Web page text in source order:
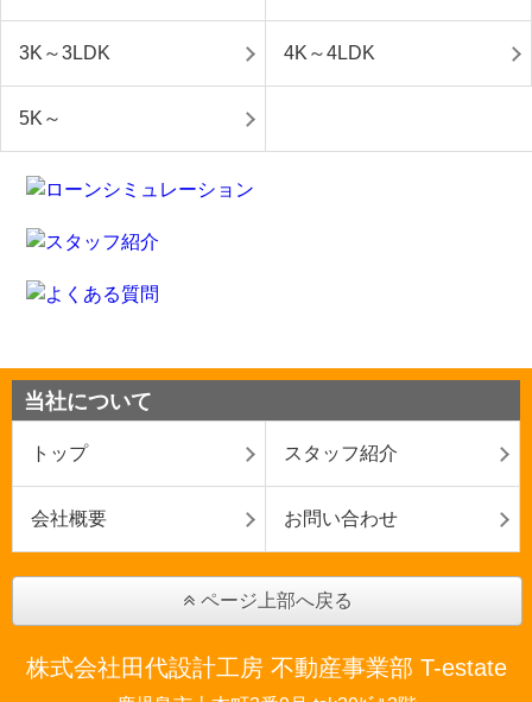
3K～3LDK 4K～4LDK
5K～
当社について
トップ スタッフ紹介
会社概要 お問い合わせ
ページ上部へ戻る
株式会社田代設計工房 不動産事業部 T-estate